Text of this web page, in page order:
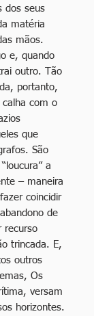
dos seus
matéria
mãos.
e, quando
outro. Tão
portanto,
com o
que
São
a
– maneira
coincidir
de
recurso
trincada. E,
outros
Os
versam
horizontes.